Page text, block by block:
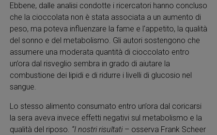
Ebbene, dalle analisi condotte i ricercatori hanno concluso
che la cioccolata non è stata associata a un aumento di
peso, ma poteva influenzare la fame e l'appetito, la qualità
del sonno e del metabolismo. Gli autori sostengono che
assumere una moderata quantità di cioccolato entro
un’ora dal risveglio sembra in grado di aiutare la
combustione dei lipidi e di ridurre i livelli di glucosio nel
sangue.
Lo stesso alimento consumato entro un’ora dal coricarsi
la sera aveva invece effetti negativi sul metabolismo e la
qualità del riposo. “I nostri risultati– osserva Frank Scheer